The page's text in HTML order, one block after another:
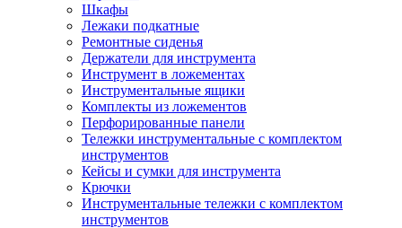
Шкафы
Лежаки подкатные
Ремонтные сиденья
Держатели для инструмента
Инструмент в ложементах
Инструментальные ящики
Комплекты из ложементов
Перфорированные панели
Тележки инструментальные с комплектом
инструментов
Кейсы и сумки для инструмента
Крючки
Инструментальные тележки с комплектом
инструментов